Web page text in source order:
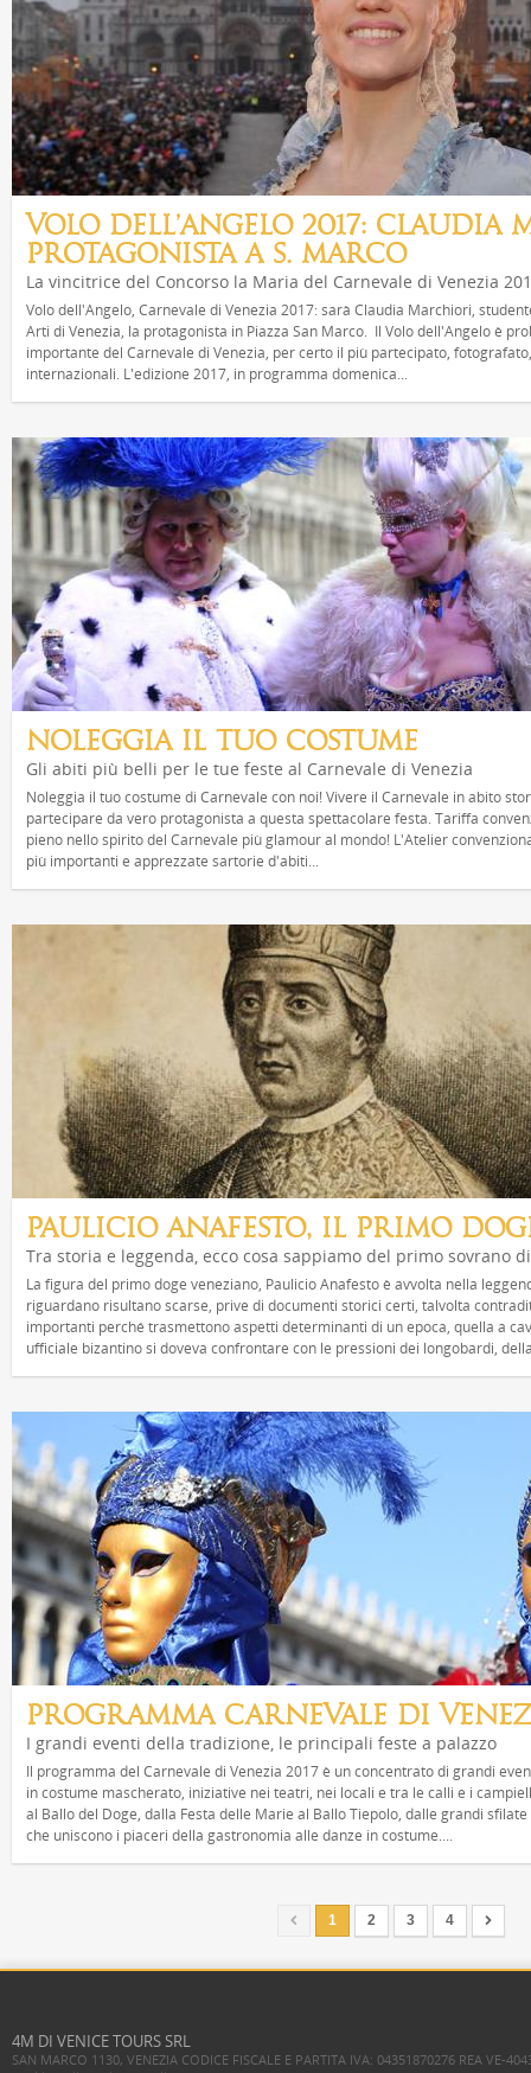
VOLO DELL'ANGELO 2017: CLAUDIA
PROTAGONISTA A S. MARCO
La vincitrice del Concorso la Maria del Carnevale di Venezia
Volo dell'Angelo, Carnevale di Venezia 2017: sarà Claudia Marchiori,
Arti di Venezia, la protagonista in Piazza San Marco. Il Volo dell'Angelo è
importante del Carnevale di Venezia, per certo il più partecipato,
internazionali. L'edizione 2017, in programma domenica...
NOLEGGIA IL TUO COSTUME
Gli abiti più belli per le tue feste al Carnevale di Venezia
Noleggia il tuo costume di Carnevale con noi! Vivere il Carnevale in abito
partecipare da vero protagonista a questa spettacolare festa. Tariffa
pieno nello spirito del Carnevale più glamour al mondo! L'Atelier
più importanti e apprezzate sartorie d'abiti...
PAULICIO ANAFESTO, IL PRIMO
Tra storia e leggenda, ecco cosa sappiamo del primo sovrano
La figura del primo doge veneziano, Paulicio Anafesto è avvolta nella
riguardano risultano scarse, prive di documenti storici certi, talvolta
importanti perché trasmettono aspetti determinanti di un epoca, quella a
ufficiale bizantino si doveva confrontare con le pressioni dei longobardi,
PROGRAMMA CARNEVALE DI
I grandi eventi della tradizione, le principali feste a palazzo
Il programma del Carnevale di Venezia 2017 è un concentrato di grandi
in costume mascherato, iniziative nei teatri, nei locali e tra le calli e i
al Ballo del Doge, dalla Festa delle Marie al Ballo Tiepolo, dalle grandi
che uniscono i piaceri della gastronomia alle danze in costume....
1 2 3 4
4M DI VENICE TOURS SRL
SAN MARCO 1130, VENEZIA CODICE FISCALE E PARTITA IVA: 04351870276 REA VE-